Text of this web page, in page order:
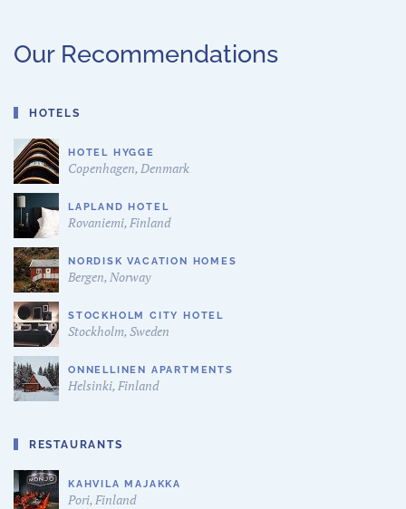
Our Recommendations
HOTELS
HOTEL HYGGE
Copenhagen, Denmark
LAPLAND HOTEL
Rovaniemi, Finland
NORDISK VACATION HOMES
Bergen, Norway
STOCKHOLM CITY HOTEL
Stockholm, Sweden
ONNELLINEN APARTMENTS
Helsinki, Finland
RESTAURANTS
KAHVILA MAJAKKA
Pori, Finland